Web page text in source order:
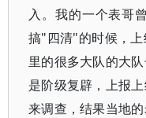
入。我的一个表哥
搞"四清"的时候，
里的很多大队的大
是阶级复辟，上报
来调查，结果当地